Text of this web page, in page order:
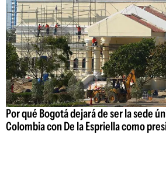
Por qué Bogotá dejará de ser la sede
Colombia con De la Espriella como